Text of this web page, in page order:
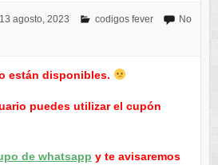
13 agosto, 2023 codigos fever
No
están disponibles.
puedes utilizar el cupón
de whatsapp y te avisaremos